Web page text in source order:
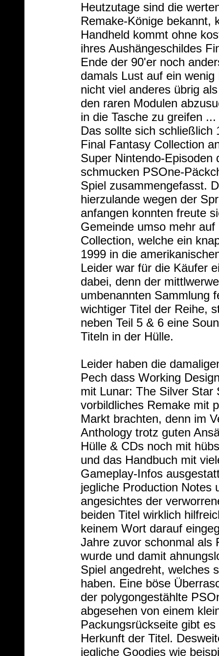
Heutzutage sind die
Remake-Könige bekannt,
Handheld kommt ohne
ihres Aushängeschildes
Ende der 90'er noch
damals Lust auf ein
nicht viel anderes übrig
den raren Modulen
in die Tasche zu greifen
Das sollte sich schließlich
Final Fantasy Collection
Super Nintendo-Episoden
schmucken PSOne-
Spiel zusammengefasst.
hierzulande wegen der
anfangen konnten freute
Gemeinde umso mehr
Collection, welche ein
1999 in die
Leider war für die Käufer
dabei, denn der
umbenannten Sammlung
wichtiger Titel der Reihe,
neben Teil 5 & 6 eine
Titeln in der Hülle.
Leider haben die
Pech dass Working
mit Lunar: The Silver Star
vorbildliches Remake mit
Markt brachten, denn im
Anthology trotz guten
Hülle & CDs noch mit
und das Handbuch mit
Gameplay-Infos
jegliche Production Notes
angesichtes der
beiden Titel wirklich
keinem Wort darauf
Jahre zuvor schonmal als
wurde und damit
Spiel angedreht, welches
haben. Eine böse
der polygongestählte
abgesehen von einem
Packungsrückseite gibt
Herkunft der Titel.
jegliche Goodies wie